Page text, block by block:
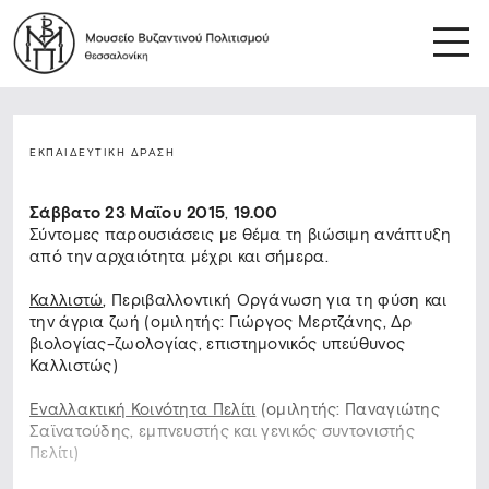
ΕΚΠΑΙΔΕΥΤΙΚΉ ΔΡΆΣΗ
Σάββατο 23 Μαΐου 2015, 19.00
Σύντομες παρουσιάσεις με θέμα τη βιώσιμη ανάπτυξη
από την αρχαιότητα μέχρι και σήμερα.
Καλλιστώ, Περιβαλλοντική Οργάνωση για τη φύση και
την άγρια ζωή (ομιλητής: Γιώργος Μερτζάνης, Δρ
βιολογίας-ζωολογίας, επιστημονικός υπεύθυνος
Καλλιστώς)
Εναλλακτική Κοινότητα Πελίτι (ομιλητής: Παναγιώτης
Σαϊνατούδης, εμπνευστής και γενικός συντονιστής
Πελίτι)